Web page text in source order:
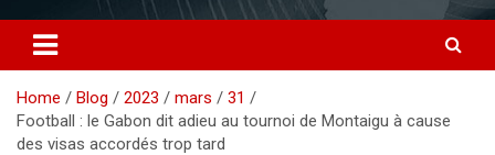
Home Blog 2023 mars
31
Football : le Gabon dit adieu au tournoi de Montaigu à cause
des visas accordés trop tard